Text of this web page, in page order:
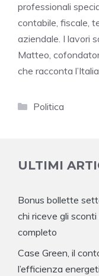
professionali
contabile, fiscale,
aziendale. I lavori
Matteo,
che racconta
Categorie
Politica
ULTIMI
Bonus bollette
chi riceve gli
completo
Case Green, il
l’efficienza